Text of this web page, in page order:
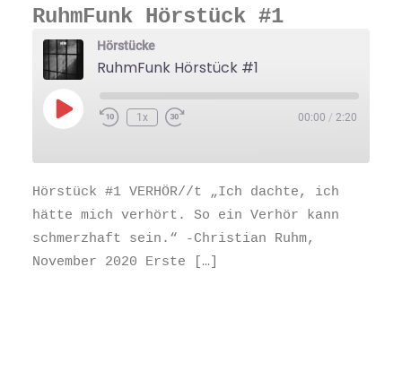
RuhmFunk Hörstück #1
Hörstücke
RuhmFunk Hörstück #1
Play
Episode
1x 00:00 / 2:20
Hörstück #1 VERHÖR//t „Ich dachte, ich
hätte mich verhört. So ein Verhör kann
schmerzhaft sein.“ -Christian Ruhm,
November 2020 Erste […]